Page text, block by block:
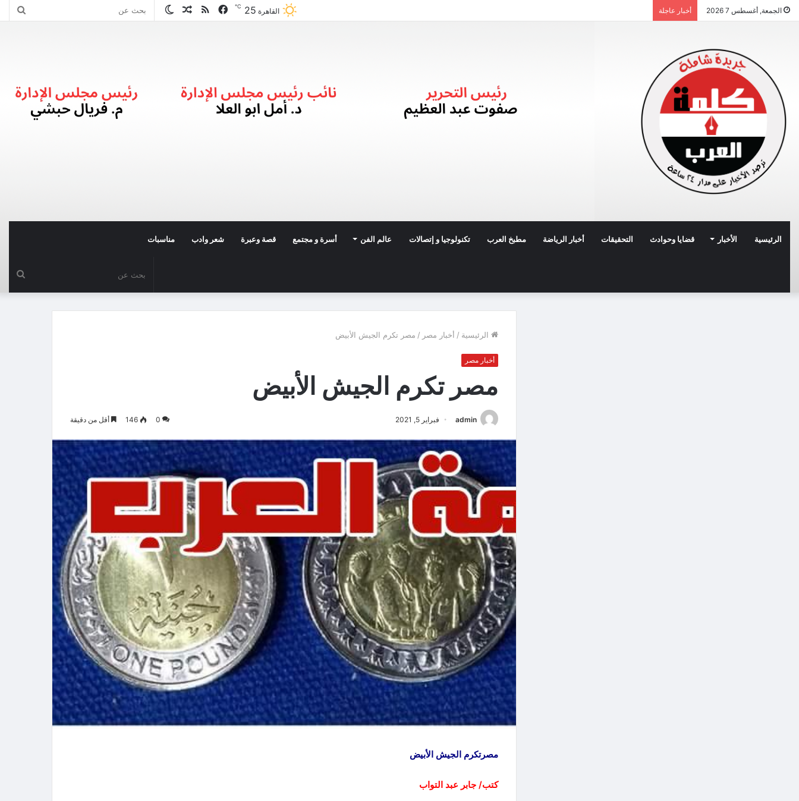
الجمعة, أغسطس 7 2026 أخبار عاجلة
الوضع مقال ملخص
فيسبوك القاهرة 25
℃
الرئيسية الأخبار قضايا وحوادث التحقيقات أخبار الرياضة مطبخ العرب تكنولوجيا و إتصالات عالم الفن أسرة و مجتمع قصة وعبرة شعر وادب مناسبات
الرئيسية / أخبار مصر / مصر تكرم الجيش الأبيض
أخبار مصر
مصر تكرم الجيش الأبيض
admin فبراير 5, 2021 0
146 أقل من دقيقة
مصرتكرم الجيش الأبيض
كتب/ جابر عبد التواب